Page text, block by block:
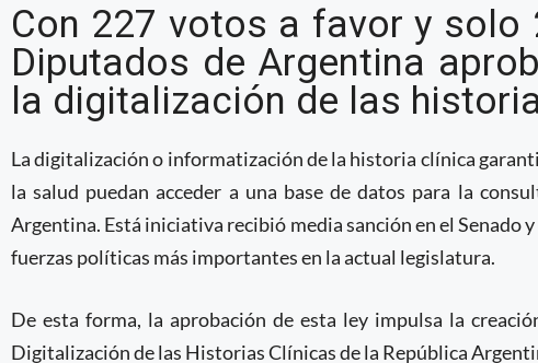
Diputados en Argentina
digitalización de las
Con 227 votos a favor y solo
Diputados de Argentina
la digitalización de las
La digitalización o informatización de la historia clínica
la salud puedan acceder a una base de datos para la
Argentina. Está iniciativa recibió media sanción en el Senado
fuerzas políticas más importantes en la actual legislatura.
De esta forma, la aprobación de esta ley impulsa la
Digitalización de las Historias Clínicas de la República